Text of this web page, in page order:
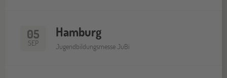
05
SEP
Hamburg
Jugendbildungsmesse JuBi